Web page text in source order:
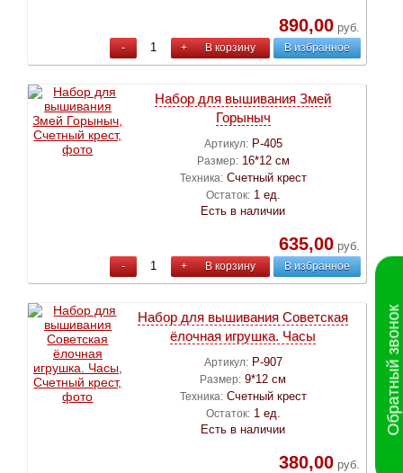
890,00руб.
- + В корзину В избранное
Набор для вышивания Змей
Горыныч
Артикул: Р-405
Размер: 16*12 см
Техника: Счетный крест
Остаток: 1 ед.
Есть в наличии
635,00руб.
- + В корзину В избранное
Набор для вышивания Советская
ёлочная игрушка. Часы
Артикул: Р-907
Размер: 9*12 см
Техника: Счетный крест
Остаток: 1 ед.
Есть в наличии
380,00руб.
Обратный звонок